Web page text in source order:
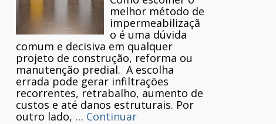
melhor método de
impermeabilizaçã
o é uma dúvida
comum e decisiva em qualquer
projeto de construção, reforma ou
manutenção predial. A escolha
errada pode gerar infiltrações
recorrentes, retrabalho, aumento de
custos e até danos estruturais. Por
outro lado, … Continuar